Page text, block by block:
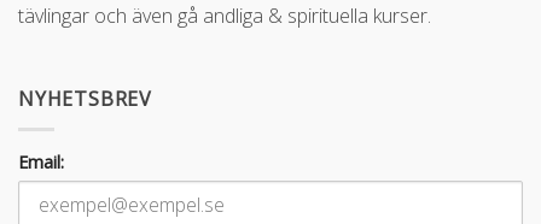
tävlingar och även gå andliga & spirituella kurser.
NYHETSBREV
Email: